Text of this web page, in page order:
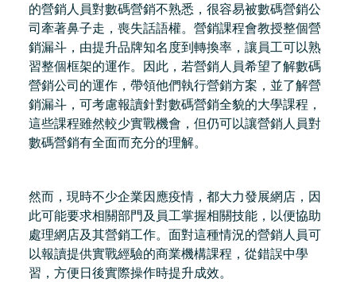
的營銷人員對數碼營銷不熟悉，很容易被數碼營銷公
司牽著鼻子走，喪失話語權。營銷課程會教授整個營
銷漏斗，由提升品牌知名度到轉換率，讓員工可以熟
習整個框架的運作。因此，若營銷人員希望了解數碼
營銷公司的運作，帶領他們執行營銷方案，並了解營
銷漏斗，可考慮報讀針對數碼營銷全貌的大學課程，
這些課程雖然較少實戰機會，但仍可以讓營銷人員對
數碼營銷有全面而充分的理解。
然而，現時不少企業因應疫情，都大力發展網店，因
此可能要求相關部門及員工掌握相關技能，以便協助
處理網店及其營銷工作。面對這種情況的營銷人員可
以報讀提供實戰經驗的商業機構課程，從錯誤中學
習，方便日後實際操作時提升成效。